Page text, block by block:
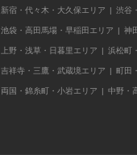
新宿・代々木・大久保エリア 渋谷
池袋・高田馬場・早稲田エリア 神
上野・浅草・日暮里エリア 浜松町
吉祥寺・三鷹・武蔵境エリア 町田
両国・錦糸町・小岩エリア 中野・